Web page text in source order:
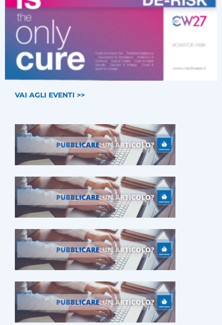
VAI AGLI EVENTI >>